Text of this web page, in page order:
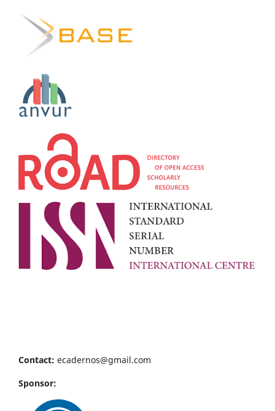
Contact: ecadernos@gmail.com
Sponsor: